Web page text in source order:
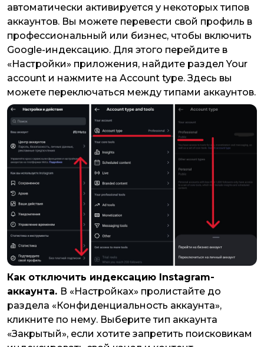
автоматически активируется у некоторых типов
аккаунтов. Вы можете перевести свой профиль в
профессиональный или бизнес, чтобы включить
Google-индексацию. Для этого перейдите в
«Настройки» приложения, найдите раздел Your
account и нажмите на Account type. Здесь вы
можете переключаться между типами аккаунтов.
Как отключить индексацию Instagram-
аккаунта. В «Настройках» пролистайте до
раздела «Конфиденциальность аккаунта»,
кликните по нему. Выберите тип аккаунта
«Закрытый», если хотите запретить поисковикам